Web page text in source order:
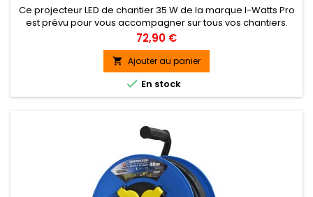
Ce projecteur LED de chantier 35 W de la marque I-Watts Pro
est prévu pour vous accompagner sur tous vos chantiers.
Léger et facile à transporter, il possède une poignée de
transport. La qualité de ses composants lui offre une longue
durée de vie. Sa technologie LED consomme peu d'électricité
et permet donc d'économiser de l'énergie. Ce projecteur
de...
Prix
72,90 €
 Ajouter au panier
 En stock